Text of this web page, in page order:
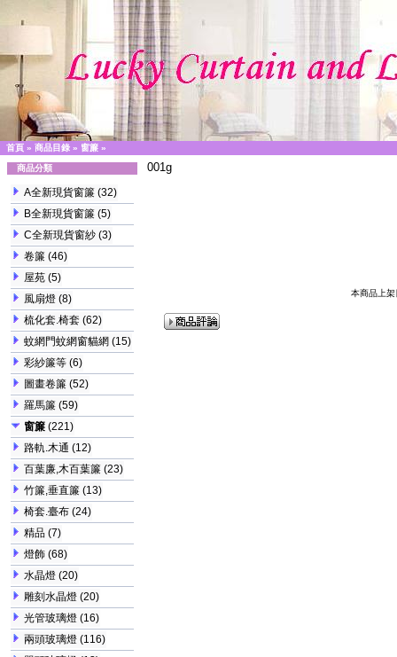
首頁 » 商品目錄 » 窗簾 »
商品分類
A全新現貨窗簾 (32)
B全新現貨窗簾 (5)
C全新現貨窗紗 (3)
卷簾 (46)
屋苑 (5)
風扇燈 (8)
梳化套.椅套 (62)
蚊網門蚊網窗貓網 (15)
彩紗簾等 (6)
圖畫卷簾 (52)
羅馬簾 (59)
窗簾 (221)
路軌.木通 (12)
百葉廉,木百葉簾 (23)
竹簾,垂直簾 (13)
椅套.臺布 (24)
精品 (7)
燈飾 (68)
水晶燈 (20)
雕刻水晶燈 (20)
光管玻璃燈 (16)
兩頭玻璃燈 (116)
001g
本商品上